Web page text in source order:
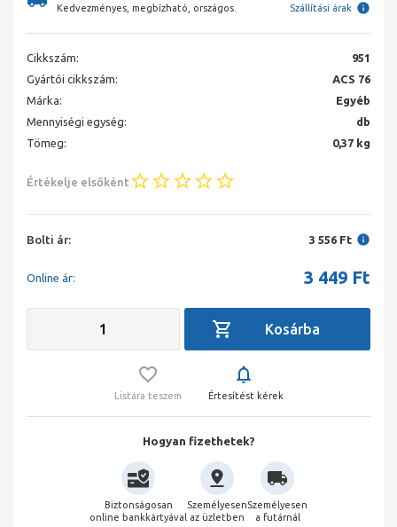
Kedvezményes, megbízható, országos. Szállítási árak
Cikkszám:
951
Gyártói cikkszám:
ACS 76
Márka:
Egyéb
Mennyiségi egység:
db
Tömeg:
0,37 kg
Értékelje elsőként
Bolti ár: 3 556 Ft
Online ár: 3 449 Ft
Listára teszem Értesítést kérek
Hogyan fizethetek?
Biztonságosan
online bankkártyával
Személyesen
az üzletben
Személyesen
a futárnál